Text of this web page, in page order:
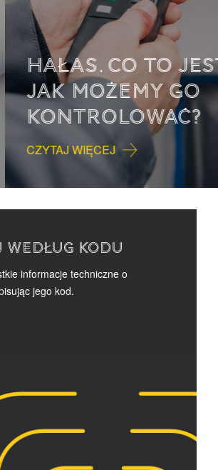
CO TO JEST I
GO
WEDŁUG KODU
informacje techniczne o
jego kod.